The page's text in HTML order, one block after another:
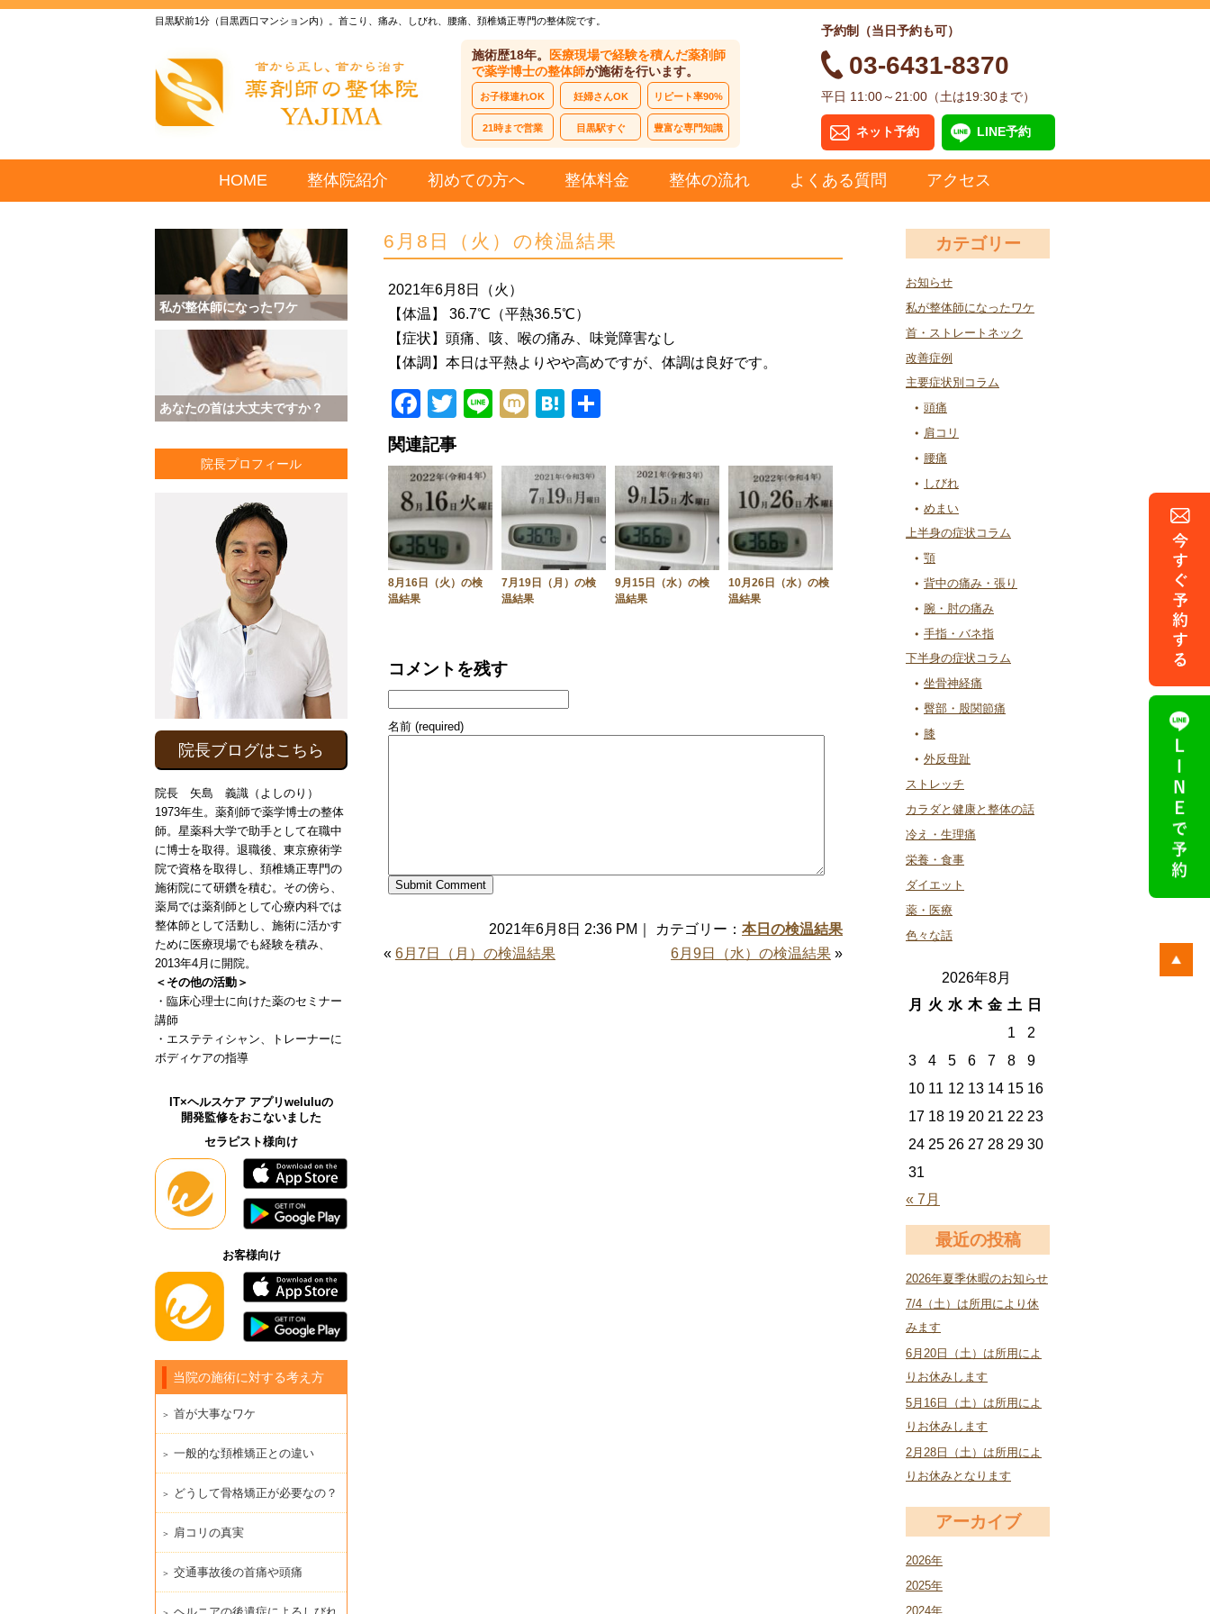
目黒駅前1分（目黒西口マンション内）。首こり、痛み、しびれ、腰痛、頚椎矯正専門の整体院です。
施術歴18年。
医療現場で経験を積んだ薬剤師
で薬学博士の整体師が施術を行います。
お子様連れOK 妊婦さんOK リピート率90%
21時まで営業 目黒駅すぐ 豊富な専門知識
予約制（当日予約も可）
03-6431-8370
平日 11:00～21:00（土は19:30まで）
ネット予約 LINE予約
HOME 整体院紹介 初めての方へ 整体料金 整体の流れ よくある質問 アクセス
カテゴリー
お知らせ
私が整体師になったワケ
首・ストレートネック
改善症例
主要症状別コラム
頭痛
肩コリ
腰痛
しびれ
めまい
上半身の症状コラム
顎
背中の痛み・張り
腕・肘の痛み
手指・バネ指
下半身の症状コラム
坐骨神経痛
臀部・股関節痛
膝
外反母趾
ストレッチ
カラダと健康と整体の話
冷え・生理痛
栄養・食事
ダイエット
薬・医療
色々な話
2026年8月
月
火 水 木 金 土
日
1
2
3
4 5 6 7 8
9
10 11 12 13 14 15 16
17 18 19 20 21 22 23
24 25 26 27 28 29 30
31
« 7月
最近の投稿
2026年夏季休暇のお知らせ
7/4（土）は所用により休
みます
6月20日（土）は所用によ
りお休みします
5月16日（土）は所用によ
りお休みします
2月28日（土）は所用によ
りお休みとなります
アーカイブ
2026年
2025年
2024年
6月8日（火）の検温結果
2021年6月8日（火）
【体温】 36.7℃（平熱36.5℃）
【症状】頭痛、咳、喉の痛み、味覚障害なし
【体調】本日は平熱よりやや高めですが、体調は良好です。
Facebook
Twitter
LineMixiHatena
関連記事
8月16日（火）の検
温結果
7月19日（月）の検
温結果
9月15日（水）の検
温結果
10月26日（水）の検
温結果
コメントを残す
名前 (required)
2021年6月8日 2:36 PM｜ カテゴリー： 本日の検温結果
« 6月7日（月）の検温結果 6月9日（水）の検温結果 »
私が整体師になったワケ
あなたの首は大丈夫ですか？
院長プロフィール
院長ブログはこちら
院長 矢島 義識（よしのり）
1973年生。薬剤師で薬学博士の整体
師。星薬科大学で助手として在職中
に博士を取得。退職後、東京療術学
院で資格を取得し、頚椎矯正専門の
施術院にて研鑽を積む。その傍ら、
薬局では薬剤師として心療内科では
整体師として活動し、施術に活かす
ために医療現場でも経験を積み、
2013年4月に開院。
＜その他の活動＞
・臨床心理士に向けた薬のセミナー
講師
・エステティシャン、トレーナーに
ボディケアの指導
IT×ヘルスケア アプリweluluの
開発監修をおこないました
セラピスト様向け
お客様向け
当院の施術に対する考え方
首が大事なワケ
一般的な頚椎矯正との違い
どうして骨格矯正が必要なの？
肩コリの真実
交通事故後の首痛や頭痛